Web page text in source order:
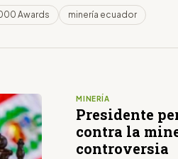
Awards minería ecuador
MINERÍA
Presidente
contra la
controversia